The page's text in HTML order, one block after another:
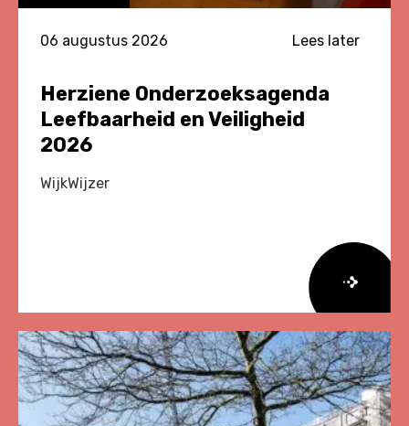
06 augustus 2026 Lees later
Herziene Onderzoeksagenda
Leefbaarheid en Veiligheid
2026
WijkWijzer
meer
over
Herziene
Onderzoeksagenda